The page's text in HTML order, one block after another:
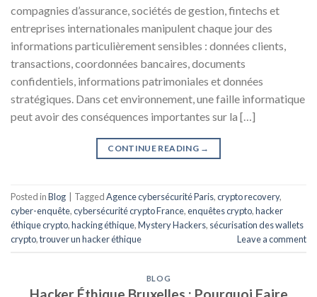
compagnies d’assurance, sociétés de gestion, fintechs et
entreprises internationales manipulent chaque jour des
informations particulièrement sensibles : données clients,
transactions, coordonnées bancaires, documents
confidentiels, informations patrimoniales et données
stratégiques. Dans cet environnement, une faille informatique
peut avoir des conséquences importantes sur la […]
CONTINUE READING →
Posted inBlog TaggedAgence cybersécurité Paris,crypto recovery,
cyber-enquête,cybersécurité crypto France,enquêtes crypto,hacker
éthique crypto,hacking éthique,Mystery Hackers, sécurisation des wallets
crypto,trouver un hacker éthique Leave a comment
BLOG